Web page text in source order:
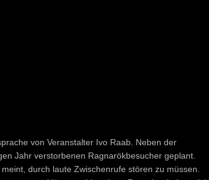
von Veranstalter Ivo Raab. Neben der
Jahr verstorbenen Ragnarökbesucher geplant.
durch laute Zwischenrufe stören zu müssen.